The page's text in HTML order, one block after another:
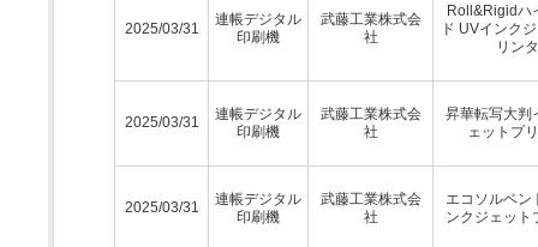
2025/03/31
連帳デジタル
印刷機
武藤工業株式会
社
Roll&Rigidハ
ド UVインク
リンタ
2025/03/31
連帳デジタル
印刷機
武藤工業株式会
社
昇華転写大判
ェットプ
2025/03/31
連帳デジタル
印刷機
武藤工業株式会
社
エコソルベン
ンクジェット